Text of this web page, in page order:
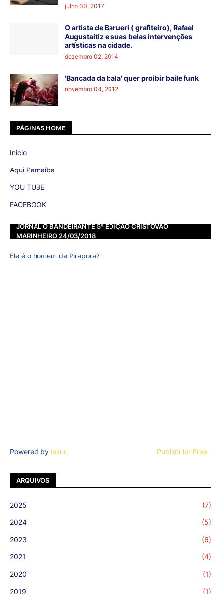
julho 30, 2017
O artista de Barueri ( grafiteiro), Rafael
Augustaitiz e suas belas intervenções
artísticas na cidade.
dezembro 02, 2014
'Bancada da bala' quer proibir baile funk
novembro 04, 2012
PÁGINAS HOME
Inicio
Aqui Parnaíba
YOU TUBE
FACEBOOK
JORNAL O BANDEIRANTE 5ª EDIÇÃO CRISTOVÃO
MARINHEIRO 24/03/2018
Ele é o homem de Pirapora?
Powered by Issuu Publish for Free
ARQUIVOS
2025 (7)
2024 (5)
2023 (6)
2021 (4)
2020 (1)
2019 (1)